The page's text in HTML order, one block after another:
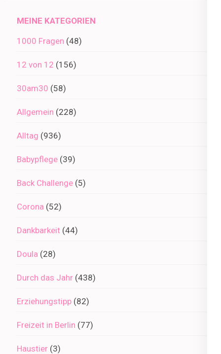
MEINE KATEGORIEN
1000 Fragen (48)
12 von 12 (156)
30am30 (58)
Allgemein (228)
Alltag (936)
Babypflege (39)
Back Challenge (5)
Corona (52)
Dankbarkeit (44)
Doula (28)
Durch das Jahr (438)
Erziehungstipp (82)
Freizeit in Berlin (77)
Haustier (3)